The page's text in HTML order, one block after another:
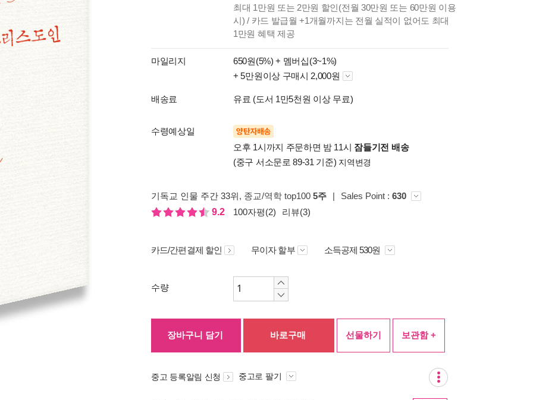
최대 1만원 또는 2만원 할인(전월 30만원 또는 60만원 이용
시) / 카드 발급월 +1개월까지는 전월 실적이 없어도 최대
1만원 혜택 제공
마일리지 650원(5%) + 멤버십(3~1%)
+ 5만원이상 구매시 2,000원
배송료 유료 (도서 1만5천원 이상 무료)
수령예상일 양탄자배송
오후 1시까지 주문하면 밤 11시 잠들기전 배송
(중구 서소문로 89-31 기준) 지역변경
기독교 인물 주간 33위, 종교/역학 top100 5주 | Sales Point : 630
9.2
100자평(2) 리뷰(3)
카드/간편결제 할인 무이자 할부 소득공제 530원
수량
장바구니 담기 바로구매 선물하기 보관함 +
중고 등록알림 신청 중고로 팔기